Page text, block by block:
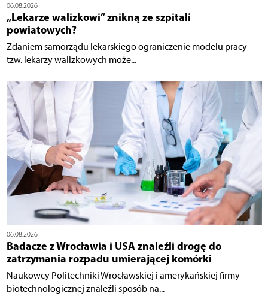
06.08.2026
„Lekarze walizkowi” znikną ze szpitali
powiatowych?
Zdaniem samorządu lekarskiego ograniczenie modelu pracy
tzw. lekarzy walizkowych może...
06.08.2026
Badacze z Wrocławia i USA znaleźli drogę do
zatrzymania rozpadu umierającej komórki
Naukowcy Politechniki Wrocławskiej i amerykańskiej firmy
biotechnologicznej znaleźli sposób na...